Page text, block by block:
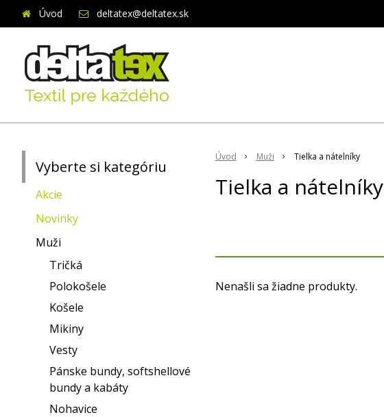
Úvod deltatex@deltatex.sk
Úvod Muži Tielka a nátelníky
Tielka a nátelníky
Nenašli sa žiadne produkty.
Vyberte si kategóriu
Akcie
Novinky
Muži
Tričká
Polokošele
Košele
Mikiny
Vesty
Pánske bundy, softshellové
bundy a kabáty
Nohavice